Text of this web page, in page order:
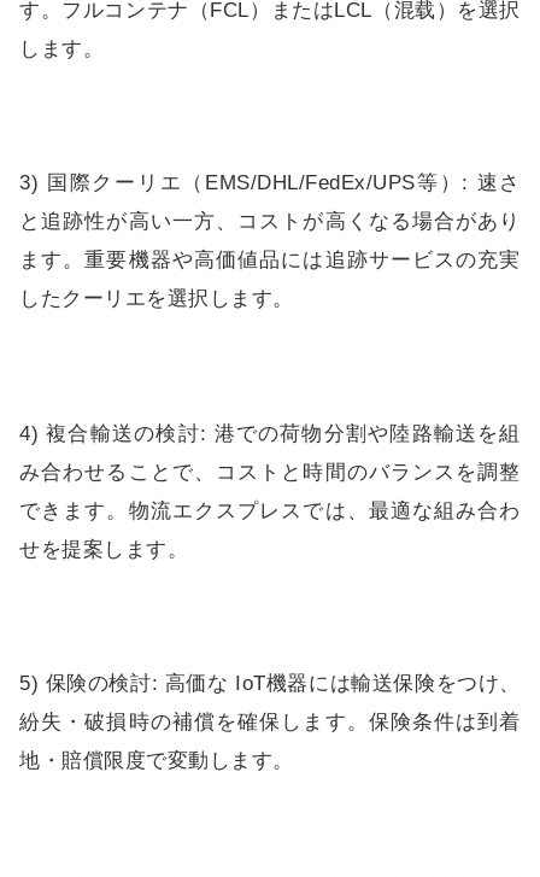
す。フルコンテナ（FCL）またはLCL（混载）を選択
します。
3) 国際クーリエ（EMS/DHL/FedEx/UPS等）: 速さ
と追跡性が高い一方、コストが高くなる場合があり
ます。重要機器や高価値品には追跡サービスの充実
したクーリエを選択します。
4) 複合輸送の検討: 港での荷物分割や陸路輸送を組
み合わせることで、コストと時間のバランスを調整
できます。物流エクスプレスでは、最適な組み合わ
せを提案します。
5) 保険の検討: 高価な IoT機器には輸送保険をつけ、
紛失・破損時の補償を確保します。保険条件は到着
地・賠償限度で変動します。